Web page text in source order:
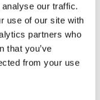
our traffic.
use of our site with
partners who
that you’ve
from your use
Halt.